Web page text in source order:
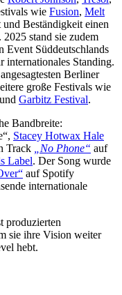
wie Fusion, Melt
Beständigkeit einen
2025 stand sie zudem
Event Süddeutschlands
internationales Standing.
Berliner
große Festivals wie
und Garbitz Festival.
Bandbreite:
Stacey Hotwax Hale
Track
„No Phone“ auf
Label. Der Song wurde
auf Spotify
internationale
produzierten
sie ihre Vision weiter
hebt.